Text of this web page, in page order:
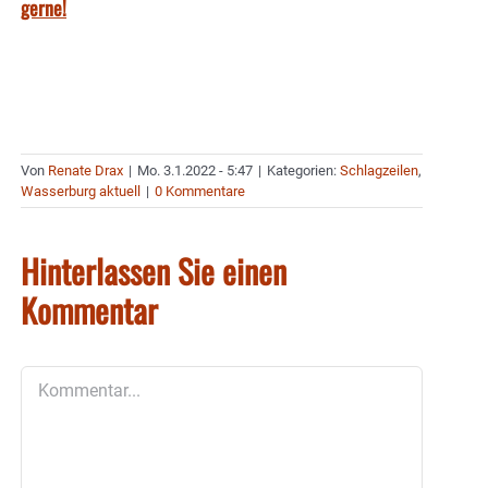
gerne!
Von Renate Drax | Mo. 3.1.2022 - 5:47 | Kategorien: Schlagzeilen,
Wasserburg aktuell
| 0 Kommentare
Hinterlassen Sie einen
Kommentar